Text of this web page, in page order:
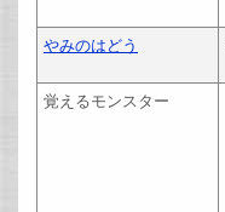
やみのはどう
覚えるモンスター